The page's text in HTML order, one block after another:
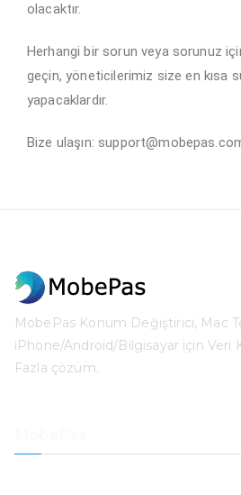
olacaktır.
Herhangi bir sorun veya sorunuz
geçin, yöneticilerimiz size en kısa
yapacaklardır.
Bize ulaşın:
MobePas Konum Değiştirici, Mac
iPhone/Android/Bilgisayar için Veri
Fazla çözüm.